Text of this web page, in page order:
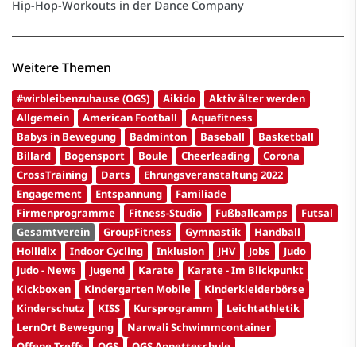
Hip-Hop-Workouts in der Dance Company
Weitere Themen
#wirbleibenzuhause (OGS) Aikido
Aktiv älter werden
Allgemein
American Football
Aquafitness
Babys in Bewegung
Badminton Baseball
Basketball
Billard
Bogensport Boule Cheerleading
Corona
CrossTraining
Darts
Ehrungsveranstaltung 2022
Engagement
Entspannung
Familiade
Firmenprogramme
Fitness-Studio Fußballcamps
Futsal
Gesamtverein
GroupFitness Gymnastik
Handball
Hollidix
Indoor Cycling Inklusion JHV Jobs
Judo
Judo - News
Jugend Karate
Karate - Im Blickpunkt
Kickboxen
Kindergarten Mobile
Kinderkleiderbörse
Kinderschutz
KISS Kursprogramm
Leichtathletik
LernOrt Bewegung
Narwali Schwimmcontainer